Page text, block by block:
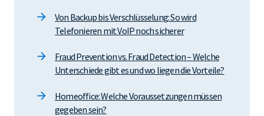
Von Backup bis Verschlüsselung: So wird
Telefonieren mit VoIP noch sicherer
Fraud Prevention vs. Fraud Detection – Welche
Unterschiede gibt es und wo liegen die Vorteile?
Homeoffice: Welche Voraussetzungen müssen
gegeben sein?